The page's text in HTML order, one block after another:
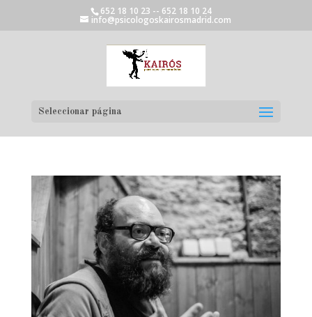
652 18 10 23 -- 652 18 10 24
info@psicologoskairosmadrid.com
Seleccionar página